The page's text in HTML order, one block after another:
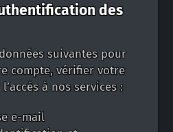
des
suivantes pour
compte, vérifier votre
à nos services :
e-mail